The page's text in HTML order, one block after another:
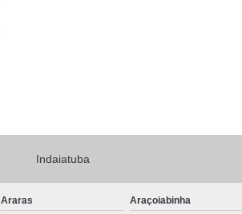
Indaiatuba
Araras Araçoiabinha